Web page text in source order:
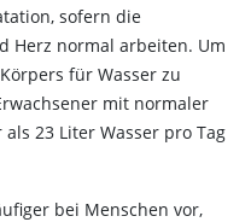
sofern die
Herz normal arbeiten. Um
für Wasser zu
mit normaler
23 Liter Wasser pro Tag
bei Menschen vor,